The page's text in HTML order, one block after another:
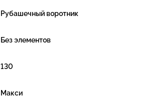
Рубашечный воротник
Без элементов
130
Макси